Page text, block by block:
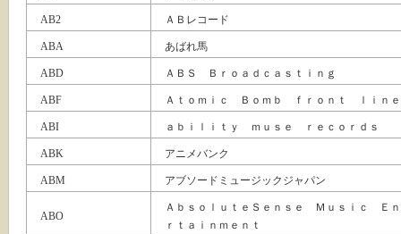
AB2 ＡＢレコード
ABA あばれ馬
ABD ＡＢＳ Ｂｒｏａｄｃａｓｔｉｎｇ
ABF Ａｔｏｍｉｃ Ｂｏｍｂ ｆｒｏｎｔ ｌｉｎｅ
ABI ａｂｉｌｉｔｙ ｍｕｓｅ ｒｅｃｏｒｄｓ
ABK アニメバンク
ABM アブソードミュージックジャパン
ABO
ＡｂｓｏｌｕｔｅＳｅｎｓｅ Ｍｕｓｉｃ Ｅ
ｒｔａｉｎｍｅｎｔ